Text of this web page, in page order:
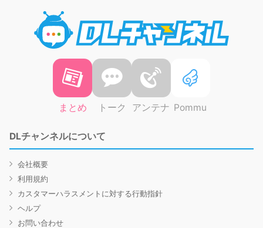
まとめ トーク アンテナ Pommu
DLチャンネルについて
会社概要
利用規約
カスタマーハラスメントに対する行動指針
ヘルプ
お問い合わせ